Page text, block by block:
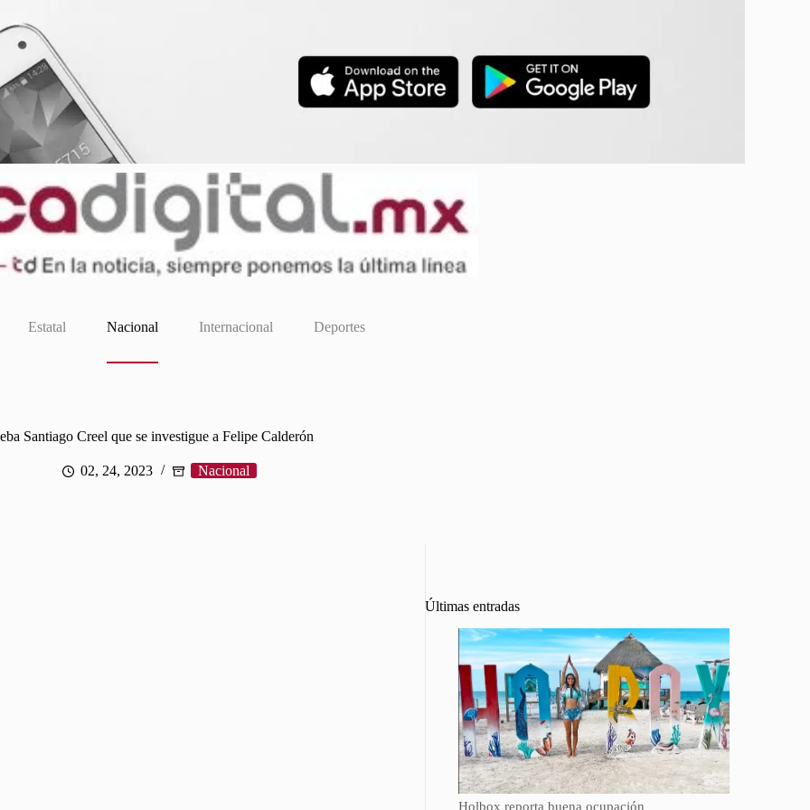
Estatal Nacional Internacional Deportes
Santiago Creel que se investigue a Felipe Calderón
02, 24, 2023 Nacional
Últimas entradas
Holbox reporta buena ocupación